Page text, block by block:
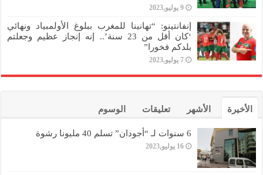
9 يوليو,2023
إنفانتينو: “تهانينا للمغرب ببلوغ الأولمبياد ونهائي
‘كان أقل من 23 سنة’.. إنه إنجاز عظيم وجعلتم
بلدكم فخورا”
7 يوليو,2023
الأخيرة الأشهر تعليقات الوسوم
6 سنوات لـ “أجودان” تسلم 40 مليونا رشوة
16 يوليو,2023